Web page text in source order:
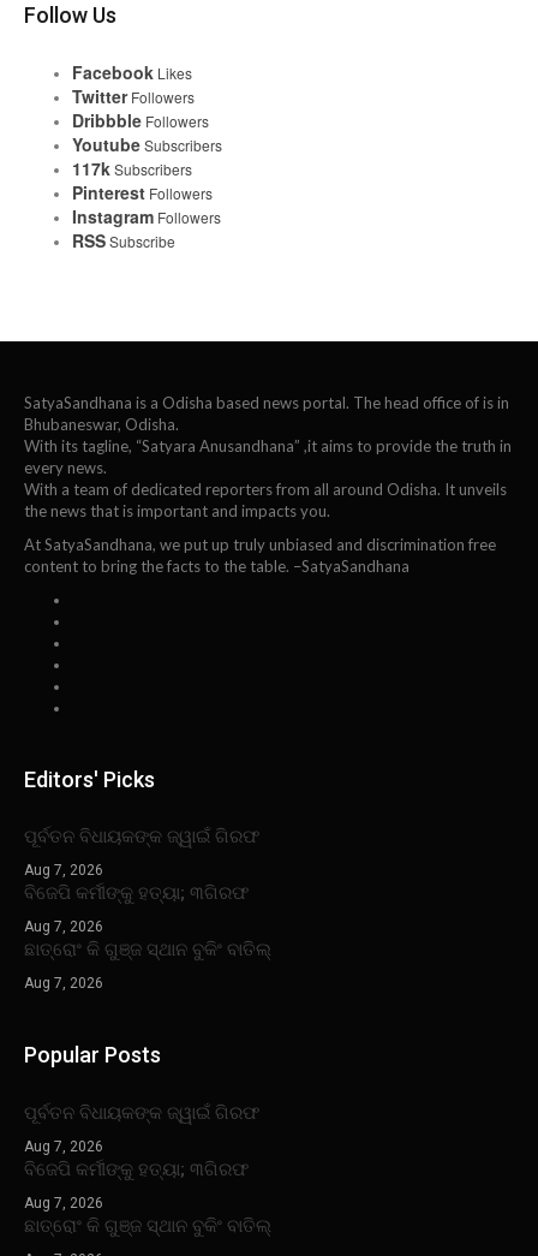
Follow Us
Facebook Likes
Twitter Followers
Dribbble Followers
YoutubeSubscribers
117kSubscribers
Pinterest Followers
Instagram Followers
RSSSubscribe
SatyaSandhana is a Odisha based news portal. The head office of is in
Bhubaneswar, Odisha.
With its tagline, “Satyara Anusandhana” ,it aims to provide the truth in
every news.
With a team of dedicated reporters from all around Odisha. It unveils
the news that is important and impacts you.
At SatyaSandhana, we put up truly unbiased and discrimination free
content to bring the facts to the table. –SatyaSandhana
Editors' Picks
ପୂର୍ବତନ ବିଧାୟକଙ୍କ ଜ୍ୱାଇଁ ଗିରଫ
Aug 7, 2026
ବିଜେପି କର୍ମୀଙ୍କୁ ହତ୍ୟା; ୩ଗିରଫ
Aug 7, 2026
ଛାତ୍ରୋଂ କି ଗୁଞ୍ଜ ସ୍ଥାନ ବୁକିଂ ବାତିଲ୍
Aug 7, 2026
Popular Posts
ପୂର୍ବତନ ବିଧାୟକଙ୍କ ଜ୍ୱାଇଁ ଗିରଫ
Aug 7, 2026
ବିଜେପି କର୍ମୀଙ୍କୁ ହତ୍ୟା; ୩ଗିରଫ
Aug 7, 2026
ଛାତ୍ରୋଂ କି ଗୁଞ୍ଜ ସ୍ଥାନ ବୁକିଂ ବାତିଲ୍